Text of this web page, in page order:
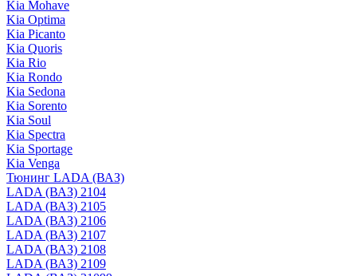
Kia Mohave
Kia Optima
Kia Picanto
Kia Quoris
Kia Rio
Kia Rondo
Kia Sedona
Kia Sorento
Kia Soul
Kia Spectra
Kia Sportage
Kia Venga
Тюнинг LADA (ВАЗ)
LADA (ВАЗ) 2104
LADA (ВАЗ) 2105
LADA (ВАЗ) 2106
LADA (ВАЗ) 2107
LADA (ВАЗ) 2108
LADA (ВАЗ) 2109